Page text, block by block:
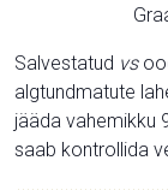
Salvestatud vs
algtundmatute
jääda vahemikku
saab kontrollida